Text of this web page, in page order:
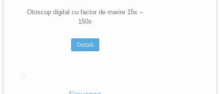
Otoscop digital cu factor de marire 15x –
150x
Detalii